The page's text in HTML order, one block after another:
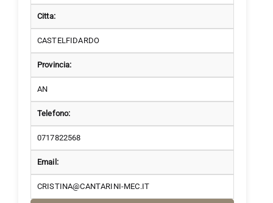
Citta:
CASTELFIDARDO
Provincia:
AN
Telefono:
0717822568
Email:
CRISTINA@CANTARINI-MEC.IT